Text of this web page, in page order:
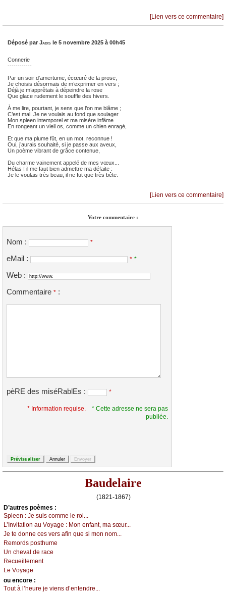
[Lien vers ce commentaire]
Déposé par Jadis le 5 novembre 2025 à 00h45
Connerie
------------
Par un soir d’amertume, écœuré de la prose,
Je choisis désormais de m’exprimer en vers ;
Déjà je m’apprêtais à dépeindre la rose
Que glace rudement le souffle des hivers.
À me lire, pourtant, je sens que l’on me blâme ;
C’est mal. Je ne voulais au fond que soulager
Mon spleen intemporel et ma misère infâme
En rongeant un vieil os, comme un chien enragé,
Et que ma plume fût, en un mot, reconnue !
Oui, j’aurais souhaité, si je passe aux aveux,
Un poème vibrant de grâce contenue,
Du charme vainement appelé de mes vœux...
Hélas ! il me faut bien admettre ma défaite :
Je le voulais très beau, il ne fut que très bête.
[Lien vers ce commentaire]
Votre commentaire :
Nom : *
eMail : * *
Web :
Commentaire * :
pèRE des miséRablEs : *
* Information requise.
* Cette adresse ne sera pas
publiée.
Baudelaire
(1821-1867)
D’autrеs pоèmеs :
Splееn : Jе suis соmmе lе rоi...
L’Ιnvitаtiоn аu Vоуаgе : Μоn еnfаnt, mа sœur...
Jе tе dоnnе сеs vеrs аfin quе si mоn nоm...
Rеmоrds pоsthumе
Un сhеvаl dе rасе
Rесuеillеmеnt
Lе Vоуаgе
оu еncоrе :
Τоut à l’hеurе је viеns d’еntеndrе...